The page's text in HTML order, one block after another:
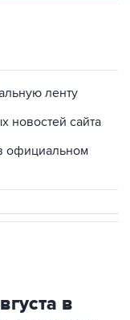
ленту
новостей сайта
официальном
в